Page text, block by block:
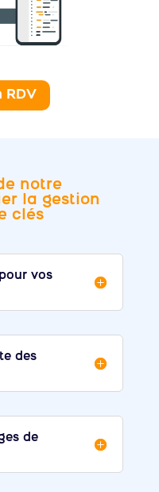
RDV
notre
la gestion
clés
vos
des
de